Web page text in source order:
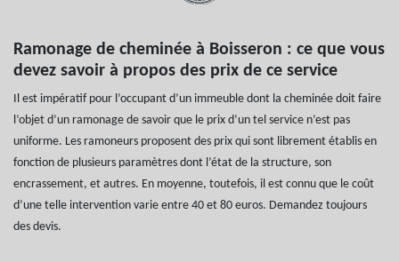
Ramonage de cheminée à Boisseron : ce que vous
devez savoir à propos des prix de ce service
Il est impératif pour l’occupant d’un immeuble dont la cheminée doit faire
l’objet d’un ramonage de savoir que le prix d’un tel service n’est pas
uniforme. Les ramoneurs proposent des prix qui sont librement établis en
fonction de plusieurs paramètres dont l’état de la structure, son
encrassement, et autres. En moyenne, toutefois, il est connu que le coût
d’une telle intervention varie entre 40 et 80 euros. Demandez toujours
des devis.